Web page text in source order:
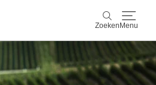
Zoeken Menu
Zoeken
gastronomie